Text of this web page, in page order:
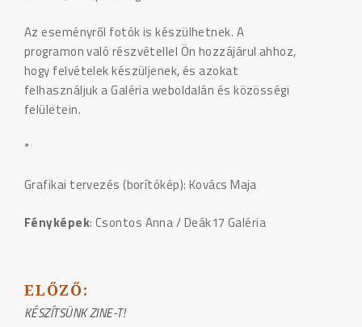
Az eseményről fotók is készülhetnek. A
programon való részvétellel Ön hozzájárul ahhoz,
hogy felvételek készüljenek, és azokat
felhasználjuk a Galéria weboldalán és közösségi
felületein.
*
Grafikai tervezés (borítókép): Kovács Maja
Fényképek: Csontos Anna / Deák17 Galéria
BEJEGYZÉS
ELŐZŐ:
KÉSZÍTSÜNK ZINE-T!